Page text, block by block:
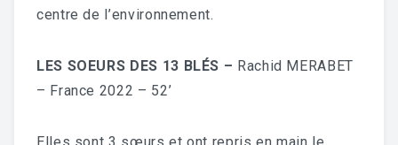
centre de l’environnement.
LES SOEURS DES 13 BLÉS – Rachid MERABET
– France 2022 – 52’